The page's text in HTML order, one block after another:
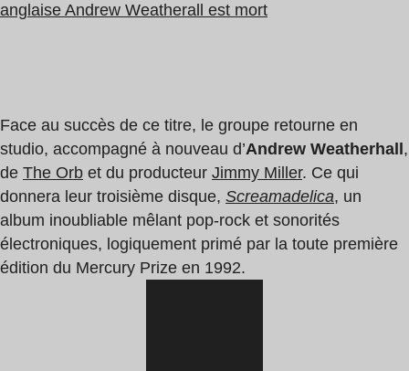
anglaise Andrew Weatherall est mort
Face au succès de ce titre, le groupe retourne en
studio, accompagné à nouveau d’Andrew Weatherhall ,
de The Orb et du producteur Jimmy Miller. Ce qui
donnera leur troisième disque, Screamadelica, un
album inoubliable mêlant pop-rock et sonorités
électroniques, logiquement primé par la toute première
édition du Mercury Prize en 1992.